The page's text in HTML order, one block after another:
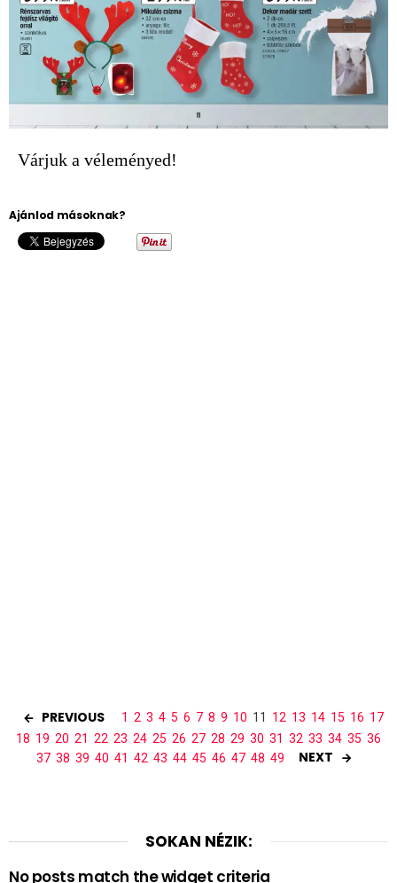
Várjuk a véleményed!
Ajánlod másoknak?
PREVIOUS 1 2 3 4 5 6 7 8 9 10 11 12 13 14 15 16 17
18 19 20 21 22 23 24 25 26 27 28 29 30 31 32 33 34 35 36
37 38 39 40 41 42 43 44 45 46 47 48 49 NEXT
SOKAN NÉZIK:
No posts match the widget criteria